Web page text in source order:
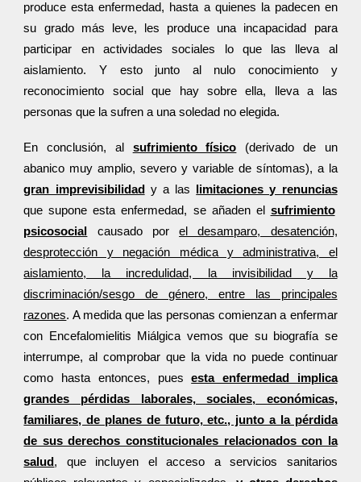
produce esta enfermedad, hasta a quienes la padecen en
su grado más leve, les produce una incapacidad para
participar en actividades sociales lo que las lleva al
aislamiento. Y esto junto al nulo conocimiento y
reconocimiento social que hay sobre ella, lleva a las
personas que la sufren a una soledad no elegida.
En conclusión, al sufrimiento físico (derivado de un
abanico muy amplio, severo y variable de síntomas), a la
gran imprevisibilidad
y a las
limitaciones y renuncias
que supone esta enfermedad, se añaden el sufrimiento
psicosocial
causado porel desamparo, desatención,
desprotección y negación médica y administrativa, el
aislamiento, la incredulidad, la invisibilidad y la
discriminación/sesgo de género, entre las principales
razones. A medida que las personas comienzan a enfermar
con Encefalomielitis Miálgica vemos que su biografía se
interrumpe, al comprobar que la vida no puede continuar
como hasta entonces, puesesta enfermedad implica
grandes pérdidas laborales, sociales, económicas,
familiares, de planes de futuro, etc., junto a la pérdida
de sus derechos constitucionales relacionados con la
salud , que incluyen el acceso a servicios sanitarios